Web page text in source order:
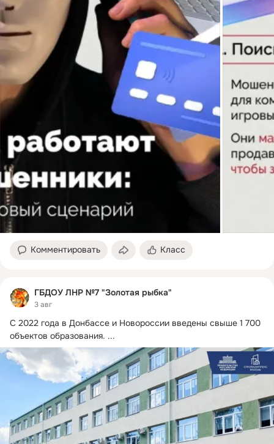
Комментировать Класс
ГБДОУ ЛНР №7 "Золотая рыбка"
3 авг
С 2022 года в Донбассе и Новороссии введены свыше 1 700
объектов образования. ...